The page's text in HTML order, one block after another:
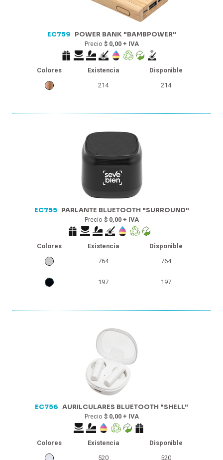
EC759 POWER BANK "BAMBPOWER"
Precio $ 0,00 + IVA
Colores Existencia
Disponible
214
214
EC755 PARLANTE BLUETOOTH "SURROUND"
Precio $ 0,00 + IVA
Colores Existencia
Disponible
764
764
197 197
EC756 AURILCULARES BLUETOOTH "SHELL"
Precio $ 0,00 + IVA
Colores Existencia
Disponible
520
520